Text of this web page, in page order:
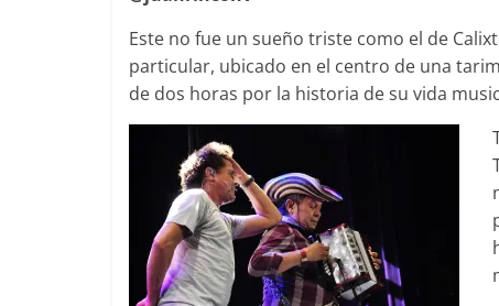
Este no fue un sueño triste como el de
particular, ubicado en el centro de una
de dos horas por la historia de su vida